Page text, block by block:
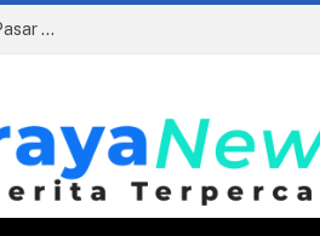
Siapkan Beauty Contest, Perumda Pasar Bakal Konsep Eks Pasar Bogor Jadi Kawasan Terpadu